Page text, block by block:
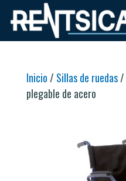
Inicio / Sillas de ruedas/
plegable de acero